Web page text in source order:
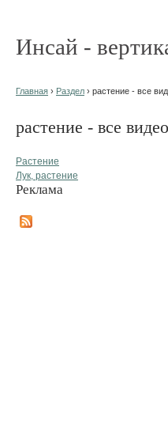
Инсай -
Главная › Раздел › растение - все
растение - все видео
Растение
Лук, растение
Реклама